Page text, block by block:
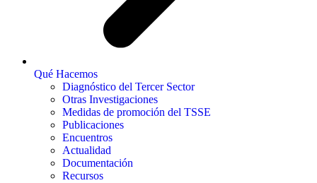
Qué Hacemos
Diagnóstico del Tercer Sector
Otras Investigaciones
Medidas de promoción del TSSE
Publicaciones
Encuentros
Actualidad
Documentación
Recursos